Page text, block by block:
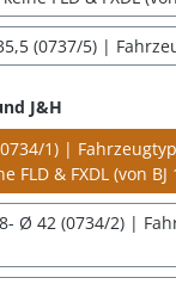
(0737/5) |
J&H
1) | Fahrzeugtyp
FLD & FXDL (von BJ
Ø 42 (0734/2) |